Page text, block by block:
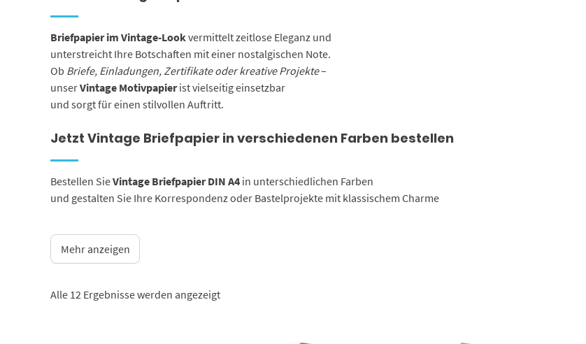
Briefpapier im Vintage-Lookvermittelt zeitlose Eleganz und
unterstreicht Ihre Botschaften mit einer nostalgischen Note.
Ob Briefe, Einladungen, Zertifikate oder kreative Projekte–
unserVintage Motivpapierist vielseitig einsetzbar
und sorgt für einen stilvollen Auftritt.
Jetzt Vintage Briefpapier in verschiedenen Farben bestellen
Bestellen SieVintage Briefpapier DIN A4in unterschiedlichen Farben
und gestalten Sie Ihre Korrespondenz oder Bastelprojekte mit klassischem Charme
Mehr anzeigen
Alle 12 Ergebnisse werden angezeigt